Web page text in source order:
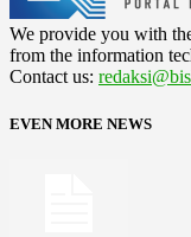
We provide you with
from the information
Contact us:
EVEN MORE NEWS